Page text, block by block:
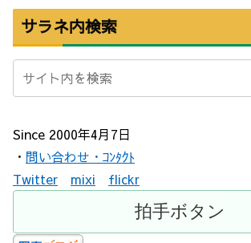
サラネ内検索
Since 2000年4月7日
・ 問い合わせ・ｺﾝﾀｸﾄ
Twitter
mixi flickr